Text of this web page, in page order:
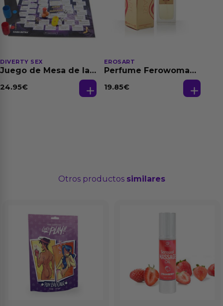
DIVERTY SEX
Juego de Mesa de las
24.95€
EROSART
Perfume Ferowoman
19.85€
Otros productos similares